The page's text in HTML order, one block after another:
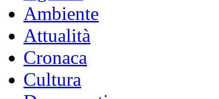
Ambiente
Attualità
Cronaca
Cultura